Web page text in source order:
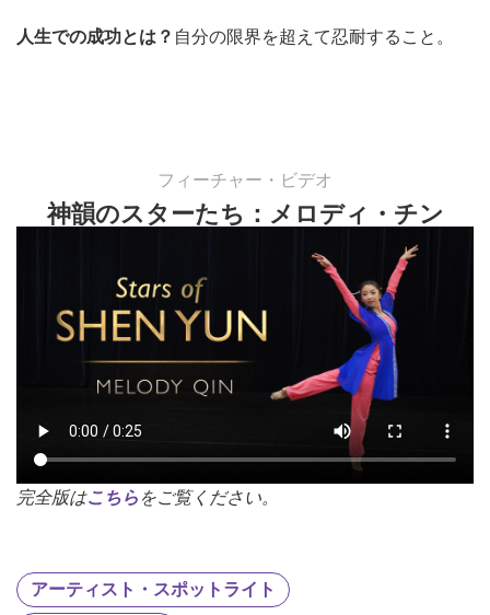
人生での成功とは？ 自分の限界を超えて忍耐すること。
フィーチャー・ビデオ
神韻のスターたち：メロディ・チン
完全版はこちらをご覧ください。
アーティスト・スポットライト